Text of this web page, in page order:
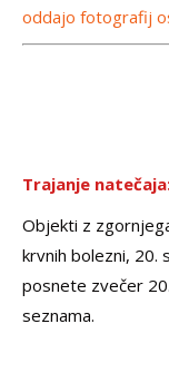
oddajo fotografij
Trajanje
Objekti z
krvnih bolezni,
posnete zvečer
seznama.